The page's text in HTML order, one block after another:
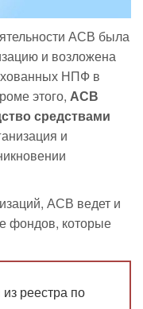
АСВ была
и возложена
НПФ в
этого, АСВ
средствами
и
АСВ ведет и
фондов, которые
реестра по